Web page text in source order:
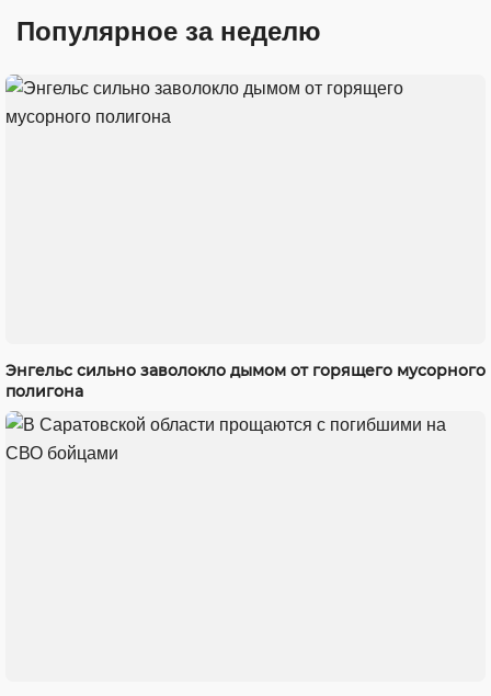
Популярное за неделю
Энгельс сильно заволокло дымом от горящего мусорного
полигона